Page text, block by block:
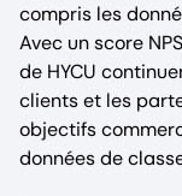
compris les
Avec un score
de HYCU
clients et les
objectifs
données de